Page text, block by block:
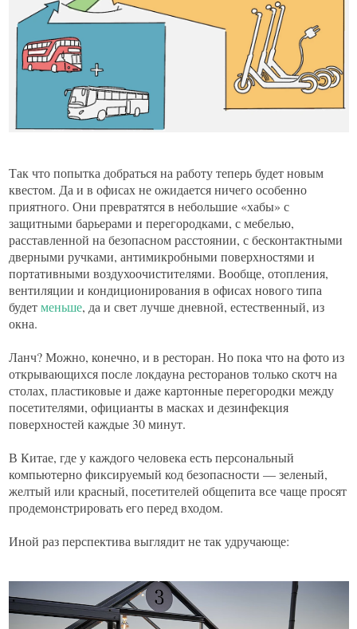
Так что попытка добраться на работу теперь будет новым
квестом. Да и в офисах не ожидается ничего особенно
приятного. Они превратятся в небольшие «хабы» с
защитными барьерами и перегородками, с мебелью,
расставленной на безопасном расстоянии, с бесконтактными
дверными ручками, антимикробными поверхностями и
портативными воздухоочистителями. Вообще, отопления,
вентиляции и кондиционирования в офисах нового типа
будетменьше, да и свет лучше дневной, естественный, из
окна.
Ланч? Можно, конечно, и в ресторан. Но пока что на фото из
открывающихся после локдауна ресторанов только скотч на
столах, пластиковые и даже картонные перегородки между
посетителями, официанты в масках и дезинфекция
поверхностей каждые 30 минут.
В Китае, где у каждого человека есть персональный
компьютерно фиксируемый код безопасности — зеленый,
желтый или красный, посетителей общепита все чаще просят
продемонстрировать его перед входом.
Иной раз перспектива выглядит не так удручающе: